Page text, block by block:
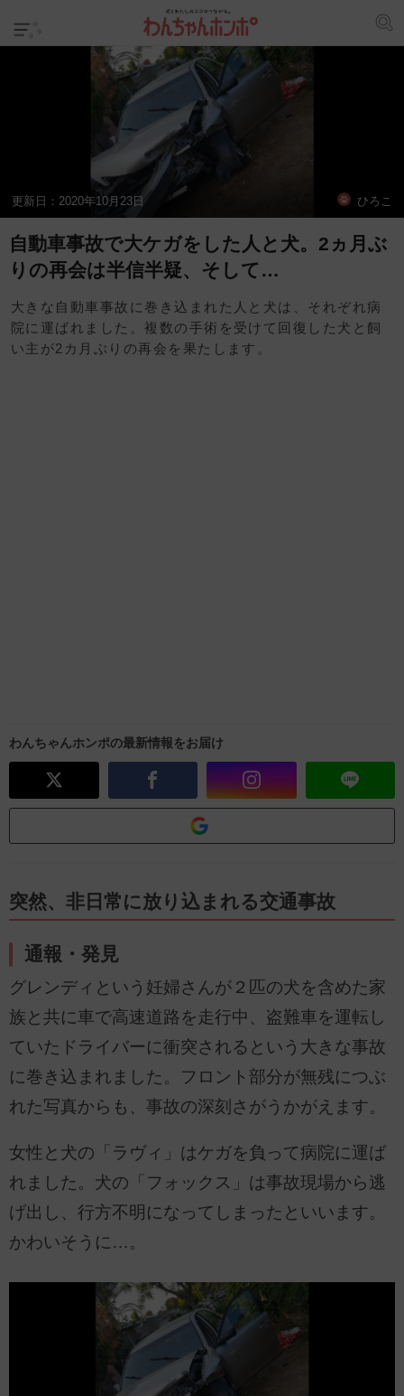
更新日： 2020年10月23日 ひろこ
自動車事故で大ケガをした人と犬。2ヵ月ぶ
りの再会は半信半疑、そして…
大きな自動車事故に巻き込まれた人と犬は、それぞれ病
院に運ばれました。複数の手術を受けて回復した犬と飼
い主が2カ月ぶりの再会を果たします。
わんちゃんホンポの最新情報をお届け
突然、非日常に放り込まれる交通事故
通報・発見
グレンディという妊婦さんが２匹の犬を含めた家
族と共に車で高速道路を走行中、盗難車を運転し
ていたドライバーに衝突されるという大きな事故
に巻き込まれました。フロント部分が無残につぶ
れた写真からも、事故の深刻さがうかがえます。
女性と犬の「ラヴィ」はケガを負って病院に運ば
れました。犬の「フォックス」は事故現場から逃
げ出し、行方不明になってしまったといいます。
かわいそうに…。